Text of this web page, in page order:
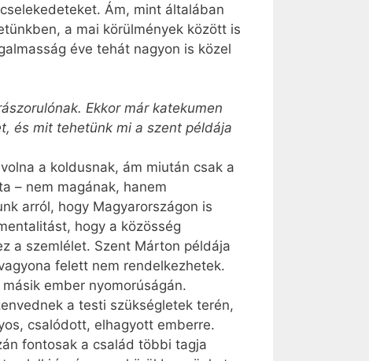
Ám, mint általában
a mai körülmények között is
éve tehát nagyon is közel
Ekkor már katekumen
és mit tehetünk mi a szent példája
a koldusnak, ám miután csak a
– nem magának, hanem
arról, hogy Magyar­országon is
hogy a közösség
a szemlélet. Szent Márton példája
felett nem rendelkezhetek.
ember nyomorúságán.
a testi szükségletek terén,
csalódott, elhagyott emberre.
fontosak a család többi tagja